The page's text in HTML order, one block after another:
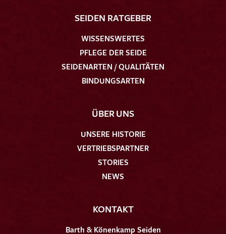
SEIDEN RATGEBER
WISSENSWERTES
PFLEGE DER SEIDE
SEIDENARTEN / QUALITÄTEN
BINDUNGSARTEN
ÜBER UNS
UNSERE HISTORIE
VERTRIEBSPARTNER
STORIES
NEWS
KONTAKT
Barth & Könenkamp Seiden